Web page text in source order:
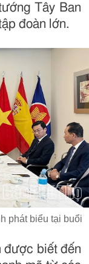
Tây Ban
đoàn lớn.
phát biểu tại buổi
được biết đến